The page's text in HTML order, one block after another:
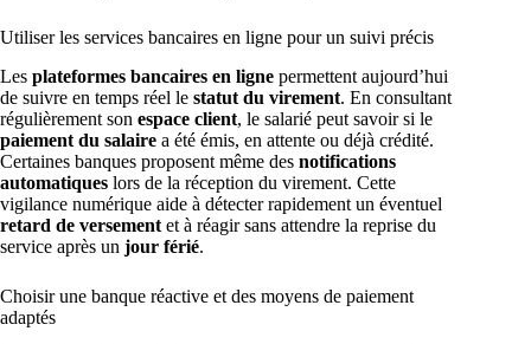
Utiliser les services bancaires en ligne pour un suivi précis
Les plateformes bancaires en ligne permettent aujourd’hui
de suivre en temps réel le statut du virement. En consultant
régulièrement son espace client, le salarié peut savoir si le
paiement du salaire a été émis, en attente ou déjà crédité.
Certaines banques proposent même des notifications
automatiques lors de la réception du virement. Cette
vigilance numérique aide à détecter rapidement un éventuel
retard de versement et à réagir sans attendre la reprise du
service après un jour férié.
Choisir une banque réactive et des moyens de paiement
adaptés